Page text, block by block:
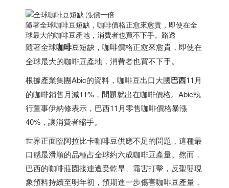
隨著全球咖啡豆短缺，咖啡價格正愈來愈貴，即使在全
球最大的咖啡豆產地，消費者也買不下手。路透
隨著全球咖啡豆短缺，咖啡價格正愈來愈貴，即使在
全球最大的咖啡豆產地，消費者也買不下手。
根據產業集團Abic的資料，咖啡豆出口大國巴西11月
的咖啡銷售月減11%，問題就出在咖啡價格。Abic執
行董事伊納修表示， 巴西11月零售咖啡價格暴漲
40%，讓消費者縮手。
世界正面臨阿拉比卡咖啡豆供應不足的問題，這種最
口感最滑順的品種占全球約六成咖啡豆產量。然而，
巴西的咖啡莊園接連遭受乾旱、霜害打擊，反聖嬰現
象預料持續至明年初，預期進一步傷害咖啡豆產量，